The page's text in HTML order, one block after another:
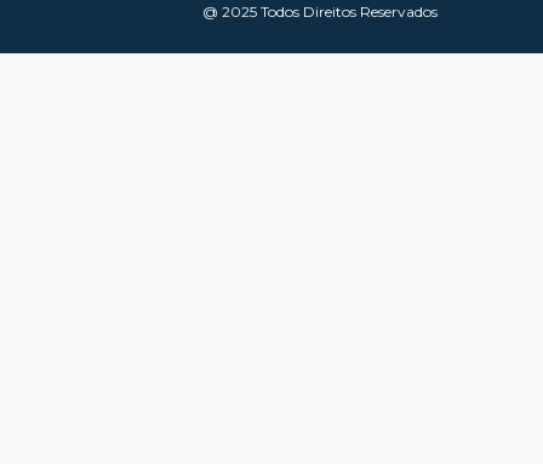
@ 2025 Todos Direitos Reservados